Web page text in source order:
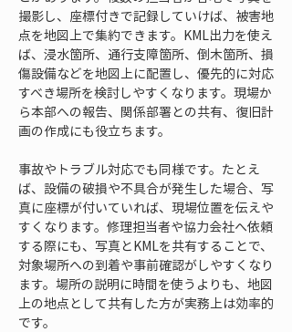
撮影し、座標付きで記録していけば、被害地
点を地図上で集約できます。KML出力を使え
ば、浸水箇所、通行支障箇所、倒木箇所、損
傷設備などを地図上に配置し、優先的に対応
すべき場所を検討しやすくなります。現場か
ら本部への報告、関係部署との共有、復旧計
画の作成にも役立ちます。
事故やトラブル対応でも同様です。たとえ
ば、設備の破損や不具合が発生した場合、写
真に座標が付いていれば、現場位置を伝えや
すくなります。修理担当者や協力会社へ依頼
する際にも、写真とKMLを共有することで、
対象場所への到着や事前確認がしやすくなり
ます。場所の説明に時間を使うよりも、地図
上の地点として共有した方が実務上は効率的
です。